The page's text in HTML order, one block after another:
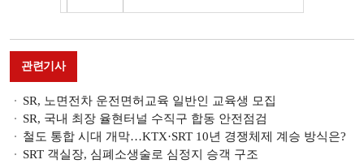
관련기사
SR, 노면전차 운전면허교육 일반인 교육생 모집
SR, 국내 최장 율현터널 수직구 합동 안전점검
철도 통합 시대 개막…KTX·SRT 10년 경쟁체제 계승 방식은?
SRT 객실장, 심폐소생술로 심정지 승객 구조